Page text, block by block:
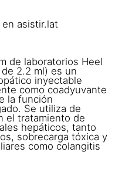
asistir.lat
de laboratorios Heel
2.2 ml) es un
inyectable
como coadyuvante
la función
Se utiliza de
el tratamiento de
hepáticos, tanto
sobrecarga tóxica y
como colangitis